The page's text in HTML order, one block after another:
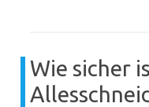
Wie sicher